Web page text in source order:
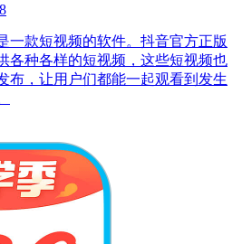
一款短视频的软件。抖音官方正版
各种各样的短视频，这些短视频也
布，让用户们都能一起观看到发生